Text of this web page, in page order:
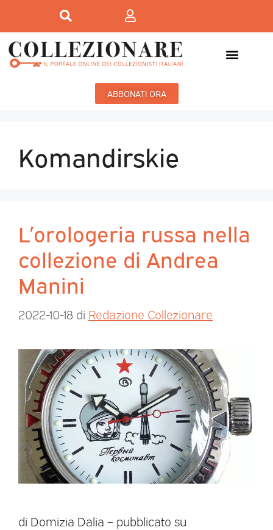
ABBONATI ORA
Komandirskie
L’orologeria russa nella
collezione di Andrea
Manini
2022-10-18 di Redazione Collezionare
di Domizia Dalia – pubblicato su